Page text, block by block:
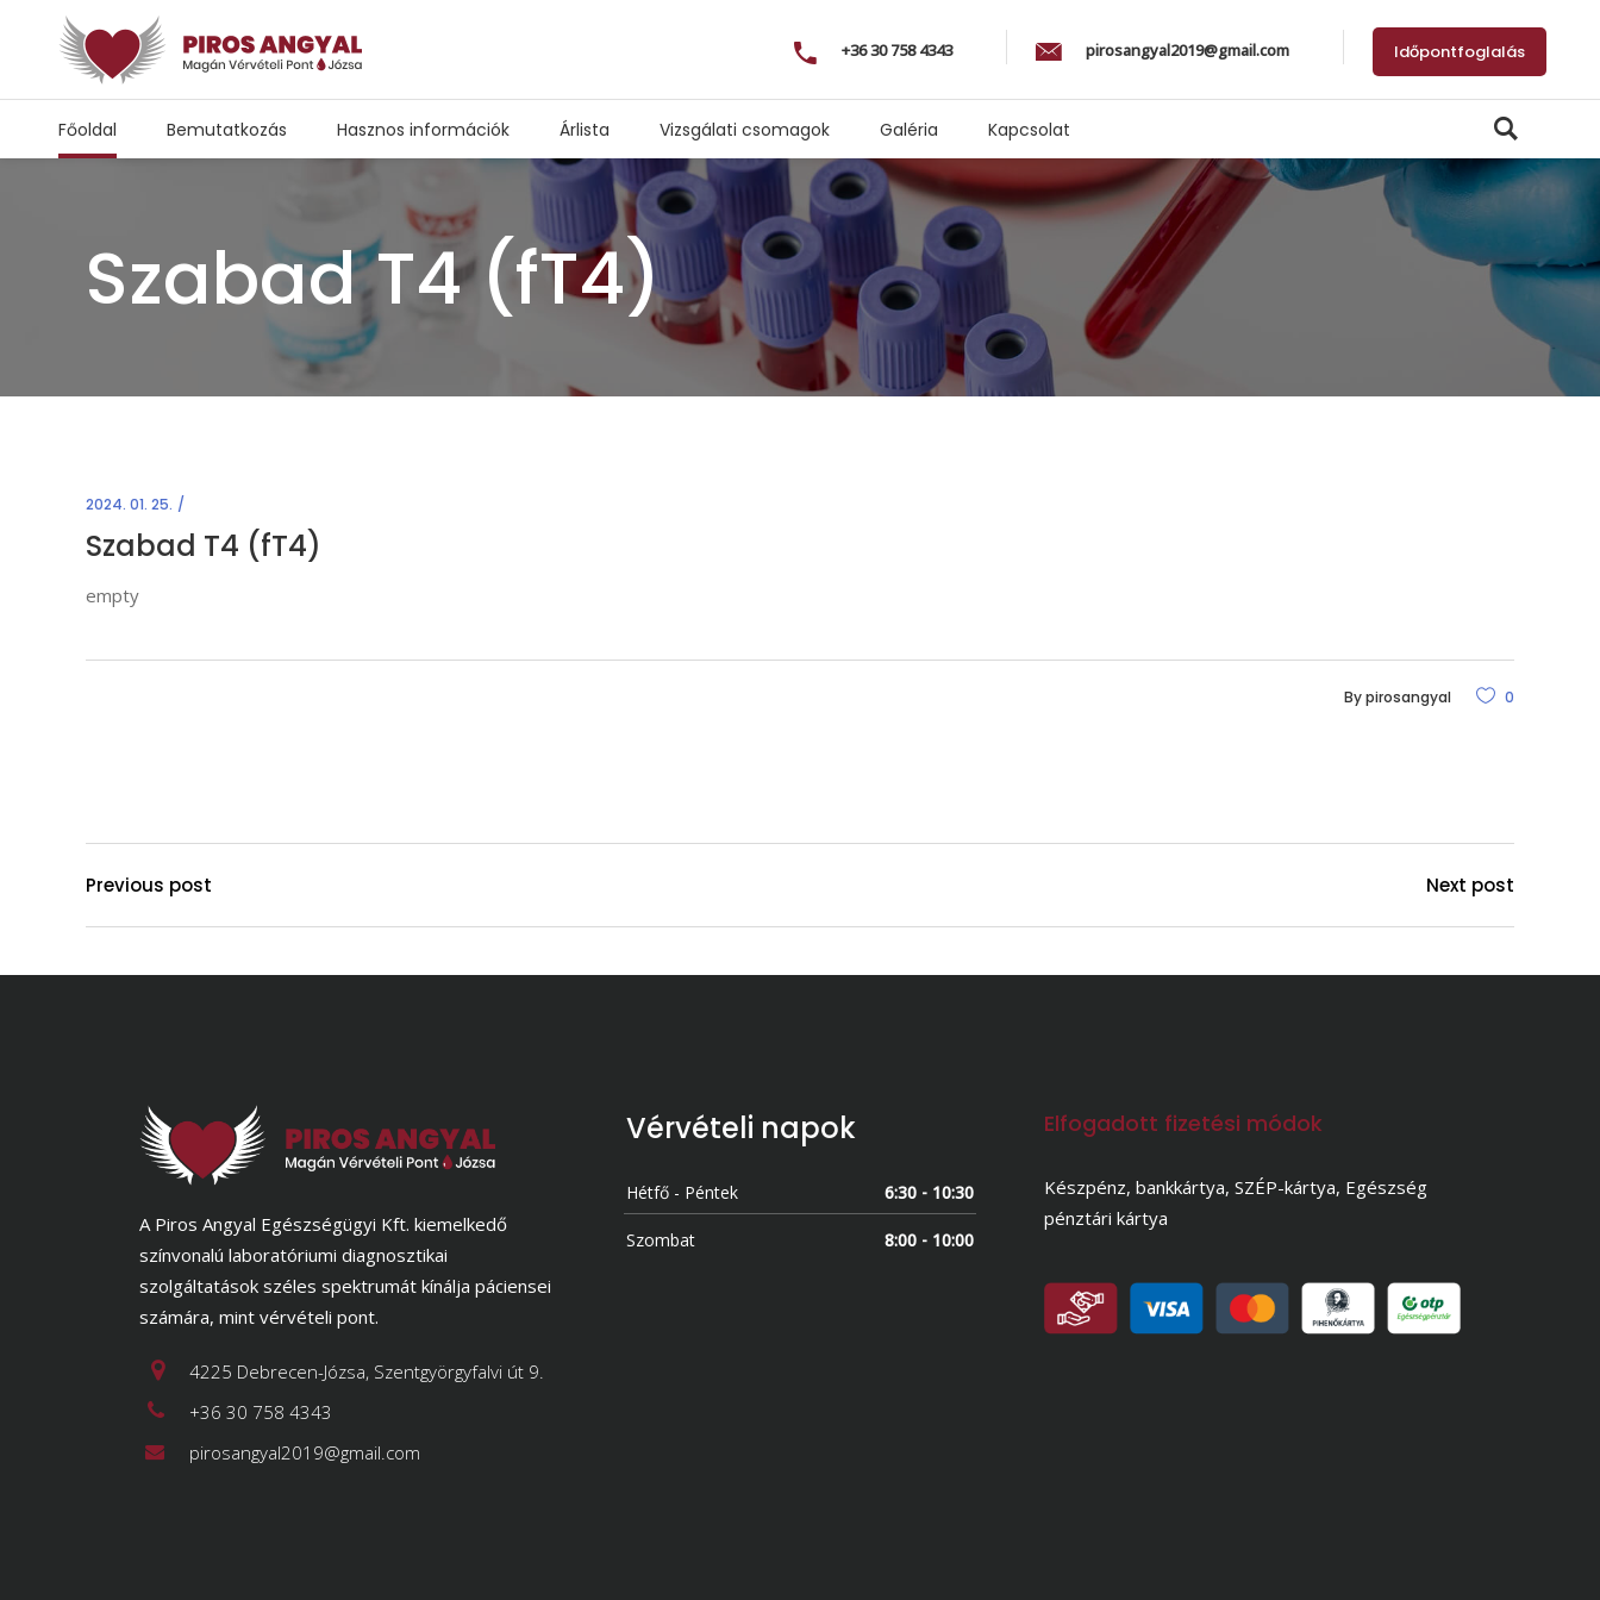
+36 30 758 4343 pirosangyal2019@gmail.com Időpontfoglalás
Főoldal Bemutatkozás Hasznos információk Árlista Vizsgálati csomagok Galéria Kapcsolat
Szabad T4 (fT4)
2024. 01. 25.
Szabad T4 (fT4)
empty
Bypirosangyal 0
Previous post Next post
A Piros Angyal Egészségügyi Kft. kiemelkedő
színvonalú laboratóriumi diagnosztikai
szolgáltatások széles spektrumát kínálja páciensei
számára, mint vérvételi pont.
4225 Debrecen-Józsa, Szentgyörgyfalvi út 9.
+36 30 758 4343
pirosangyal2019@gmail.com
Vérvételi napok
Hétfő - Péntek 6:30 - 10:30
Szombat 8:00 - 10:00
Elfogadott fizetési módok
Készpénz, bankkártya, SZÉP-kártya, Egészség
pénztári kártya